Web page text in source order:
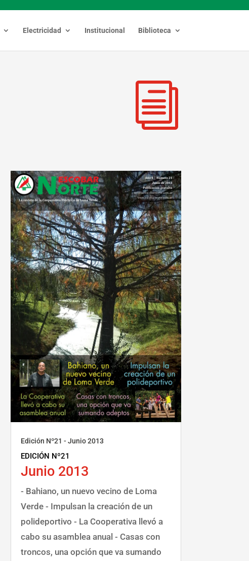
Electricidad Institucional Biblioteca
i
Edición Nº21 - Junio 2013
EDICIÓN Nº21
Junio 2013
- Bahiano, un nuevo vecino de Loma
Verde - Impulsan la creación de un
polideportivo - La Cooperativa llevó a
cabo su asamblea anual - Casas con
troncos, una opción que va sumando